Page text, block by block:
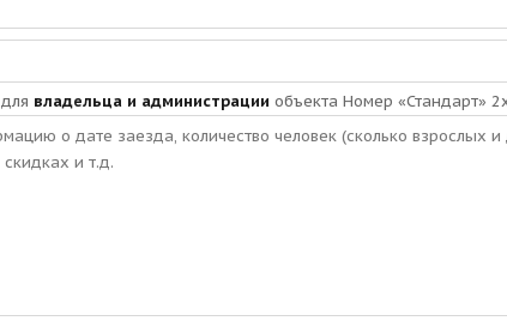
владельца и администрации объекта Номер «Стандарт»